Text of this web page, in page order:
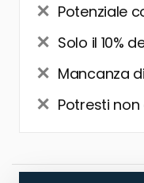
Potenziale
Solo il 10%
Mancanza
Potresti